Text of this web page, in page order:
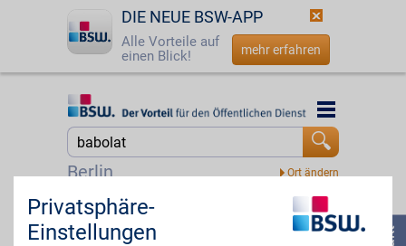
DIE NEUE BSW-APP
Alle Vorteile auf
einen Blick!
mehr erfahren
Startseite
☎ 0800 - 279 25 82
Berlin
Startseite
Tennis-Point
Alles für Ihr Spiel auf dem
Privatsphäre-
Einstellungen